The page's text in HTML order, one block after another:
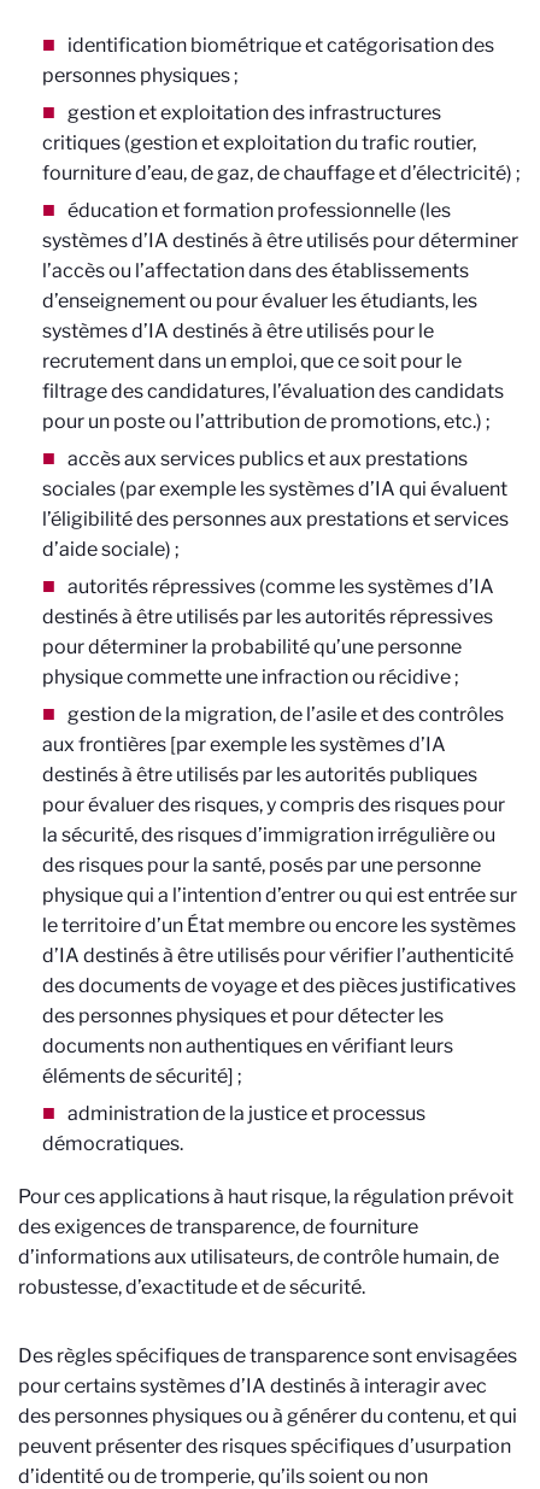
identification biométrique et catégorisation des
personnes physiques ;
gestion et exploitation des infrastructures
critiques (gestion et exploitation du trafic routier,
fourniture d’eau, de gaz, de chauffage et d’électricité) ;
éducation et formation professionnelle (les
systèmes d’IA destinés à être utilisés pour déterminer
l’accès ou l’affectation dans des établissements
d’enseignement ou pour évaluer les étudiants, les
systèmes d’IA destinés à être utilisés pour le
recrutement dans un emploi, que ce soit pour le
filtrage des candidatures, l’évaluation des candidats
pour un poste ou l’attribution de promotions, etc.) ;
accès aux services publics et aux prestations
sociales (par exemple les systèmes d’IA qui évaluent
l’éligibilité des personnes aux prestations et services
d’aide sociale) ;
autorités répressives (comme les systèmes d’IA
destinés à être utilisés par les autorités répressives
pour déterminer la probabilité qu’une personne
physique commette une infraction ou récidive ;
gestion de la migration, de l’asile et des contrôles
aux frontières [par exemple les systèmes d’IA
destinés à être utilisés par les autorités publiques
pour évaluer des risques, y compris des risques pour
la sécurité, des risques d’immigration irrégulière ou
des risques pour la santé, posés par une personne
physique qui a l’intention d’entrer ou qui est entrée sur
le territoire d’un État membre ou encore les systèmes
d’IA destinés à être utilisés pour vérifier l’authenticité
des documents de voyage et des pièces justificatives
des personnes physiques et pour détecter les
documents non authentiques en vérifiant leurs
éléments de sécurité] ;
administration de la justice et processus
démocratiques.
Pour ces applications à haut risque, la régulation prévoit
des exigences de transparence, de fourniture
d’informations aux utilisateurs, de contrôle humain, de
robustesse, d’exactitude et de sécurité.
Des règles spécifiques de transparence sont envisagées
pour certains systèmes d’IA destinés à interagir avec
des personnes physiques ou à générer du contenu, et qui
peuvent présenter des risques spécifiques d’usurpation
d’identité ou de tromperie, qu’ils soient ou non